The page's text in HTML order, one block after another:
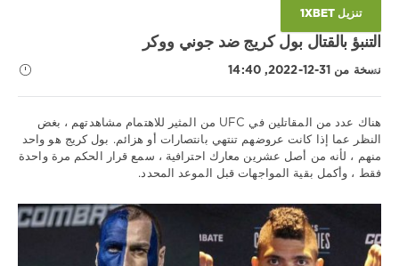
تنزيل 1XBET
التنبؤ بالقتال بول كريج ضد جوني ووكر
نسخة من 31-12-2022, 14:40
نصائح
UFC
Download
هناك عدد من المقاتلين في UFC من المثير للاهتمام مشاهدتهم ، بغض
النظر عما إذا كانت عروضهم تنتهي بانتصارات أو هزائم. بول كريج هو واحد
منهم ، لأنه من أصل عشرين معارك احترافية ، سمع قرار الحكم مرة واحدة
فقط ، وأكمل بقية المواجهات قبل الموعد المحدد.